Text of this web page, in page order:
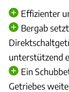
Effizienter
Bergab
unterstützend
Ein
Getriebes